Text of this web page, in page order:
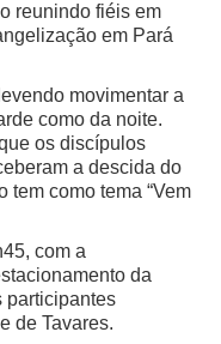
reunindo fiéis em
em Pará
movimentar a
como da noite.
os discípulos
a descida do
tem como tema “Vem
com a
da
participantes
de Tavares.